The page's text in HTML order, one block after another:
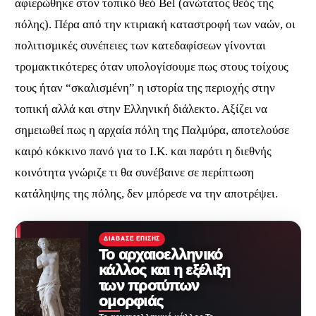
αφιερώθηκε στον τοπικό θεό Bel (ανώτατος θεός της
πόλης). Πέρα από την κτιριακή καταστροφή των ναών, οι
πολιτισμικές συνέπειες των κατεδαφίσεων γίνονται
τρομακτικότερες όταν υπολογίσουμε πως στους τοίχους
τους ήταν “σκαλισμένη” η ιστορία της περιοχής στην
τοπική αλλά και στην Ελληνική διάλεκτο. Αξίζει να
σημειωθεί πως η αρχαία πόλη της Παλμύρα, αποτελούσε
καιρό κόκκινο πανό για το Ι.Κ. και παρότι η διεθνής
κοινότητα γνώριζε τι θα συνέβαινε σε περίπτωση
κατάληψης της πόλης, δεν μπόρεσε να την αποτρέψει.
ΔΙΆΒΑΣΕ ΕΠΊΣΗΣ
Το αρχαιοελληνικό
κάλλος και η εξέλιξη
των προτύπων
ομορφιάς